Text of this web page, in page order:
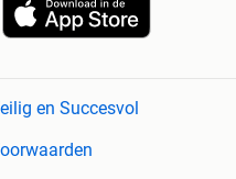
en Succesvol